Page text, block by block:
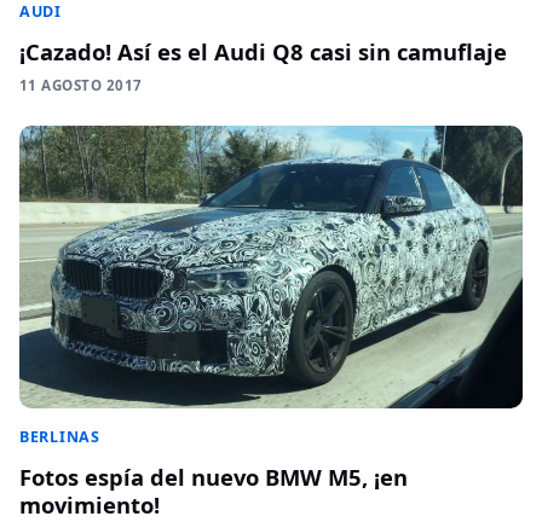
AUDI
¡Cazado! Así es el Audi Q8 casi sin camuflaje
11 AGOSTO 2017
BERLINAS
Fotos espía del nuevo BMW M5, ¡en
movimiento!